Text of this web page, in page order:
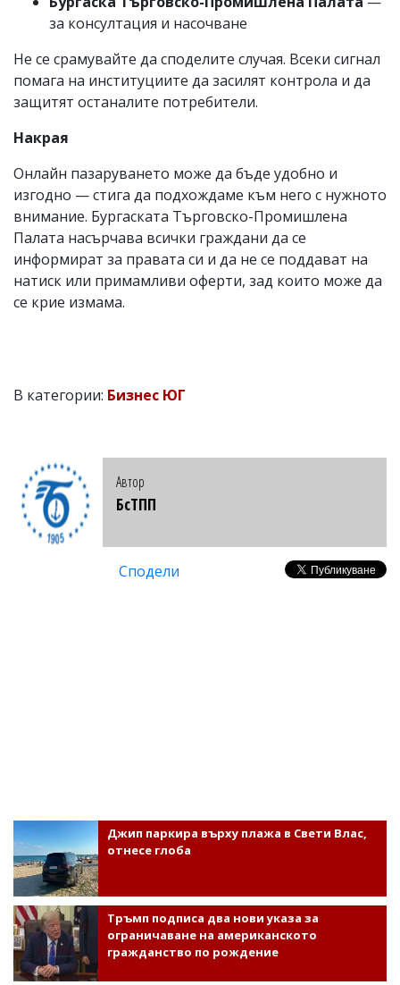
за консултация и насочване
Не се срамувайте да споделите случая. Всеки сигнал
помага на институциите да засилят контрола и да
защитят останалите потребители.
Накрая
Онлайн пазаруването може да бъде удобно и
изгодно — стига да подхождаме към него с нужното
внимание. Бургаската Търговско-Промишлена
Палата насърчава всички граждани да се
информират за правата си и да не се поддават на
натиск или примамливи оферти, зад които може да
се крие измама.
В категории: Бизнес ЮГ
Автор
БсТПП
Сподели
Джип паркира върху плажа в Свети Влас,
отнесе глоба
Тръмп подписа два нови указа за
ограничаване на американското
гражданство по рождение